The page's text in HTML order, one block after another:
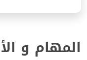
المهام و